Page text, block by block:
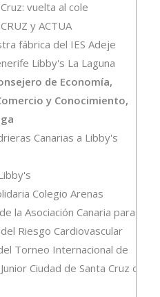
vuelta al cole
y ACTUA
fábrica del IES Adeje
Libby's La Laguna
de Economía,
y Conocimiento,
Canarias a Libby's
Colegio Arenas
la Asociación Canaria para la
Riesgo Cardiovascular
Torneo Internacional de
Ciudad de Santa Cruz de